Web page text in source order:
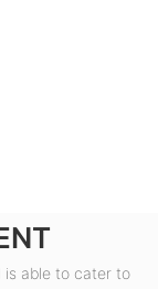
is able to cater to